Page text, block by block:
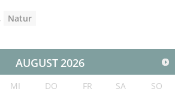
, Natur
AUGUST 2026
MI DO FR SA
SO